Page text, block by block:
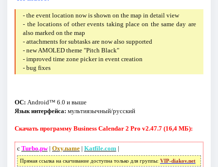
- the event location now is shown on the map in detail view
- the locations of other events taking place on the same day are
also marked on the map
- attachments for subtasks are now also supported
- new AMOLED theme "Pitch Black"
- improved time zone picker in event creation
- bug fixes
ОС: Android™ 6.0 и выше
Язык интерфейса: мультиязычный/русский
Скачать программу Business Calendar 2 Pro v2.47.7 (16,4 МБ):
с Turbo.pw| Oxy.name| Katfile.com |
Прямая ссылка на скачивание доступна только для группы: VIP-diakov.net